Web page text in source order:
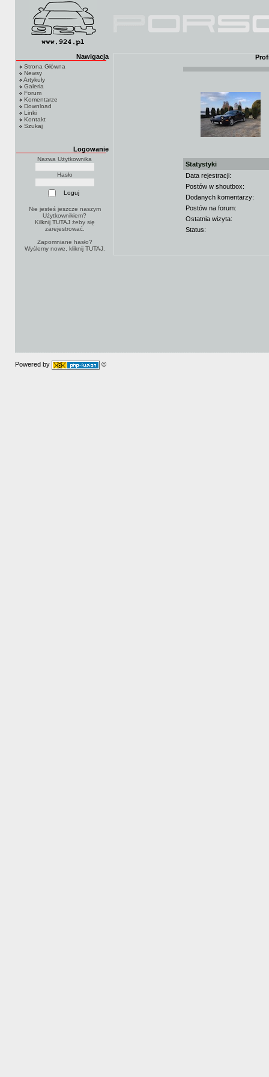
Nawigacja
Strona Główna
Newsy
Artykuły
Galeria
Forum
Komentarze
Download
Linki
Kontakt
Szukaj
Logowanie
Nazwa Użytkownika
Hasło
Nie jesteś jeszcze naszym
Użytkownikiem?
Kilknij TUTAJżeby się
zarejestrować.
Zapomniane hasło?
Wyślemy nowe, kliknij TUTAJ.
Statystyki
Data rejestracji:
Postów w shoutbox:
Dodanych komentarzy:
Postów na forum:
Ostatnia wizyta:
Status:
Powered by ©